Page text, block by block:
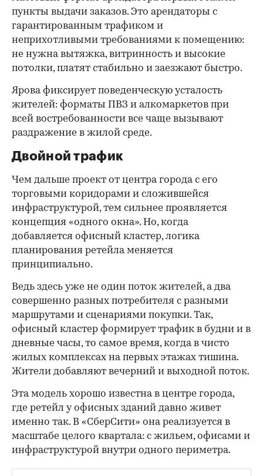
пункты выдачи заказов. Это арендаторы с
гарантированным трафиком и
неприхотливыми требованиями к помещению:
не нужна вытяжка, витринность и высокие
потолки, платят стабильно и заезжают быстро.
Ярова фиксирует поведенческую усталость
жителей: форматы ПВЗ и алкомаркетов при
всей востребованности все чаще вызывают
раздражение в жилой среде.
Двойной трафик
Чем дальше проект от центра города с его
торговыми коридорами и сложившейся
инфраструктурой, тем сильнее проявляется
концепция «одного окна». Но, когда
добавляется офисный кластер, логика
планирования ретейла меняется
принципиально.
Ведь здесь уже не один поток жителей, а два
совершенно разных потребителя с разными
маршрутами и сценариями покупки. Так,
офисный кластер формирует трафик в будни и в
дневные часы, то самое время, когда в чисто
жилых комплексах на первых этажах тишина.
Жители добавляют вечерний и выходной поток.
Эта модель хорошо известна в центре города,
где ретейл у офисных зданий давно живет
именно так. В «СберСити» она реализуется в
масштабе целого квартала: с жильем, офисами и
инфраструктурой внутри одного периметра.